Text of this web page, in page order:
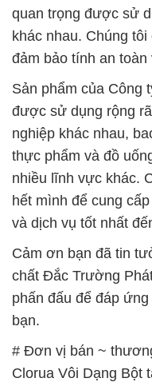
quan trọng được sử
khác nhau. Chúng
đảm bảo tính an toàn
Sản phẩm của Công
được sử dụng rộng
nghiệp khác nhau,
thực phẩm và đồ
nhiều lĩnh vực khác.
hết mình để cung
và dịch vụ tốt nhất
Cảm ơn bạn đã tin
chất Đắc Trường
phấn đấu để đáp
bạn.
# Đơn vị bán ~
Clorua Vôi Dạng Bột